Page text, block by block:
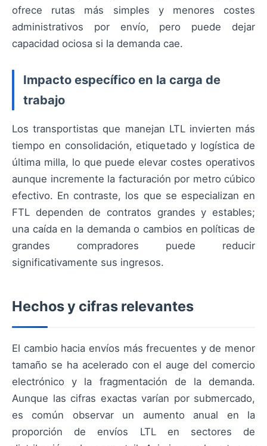
ofrece rutas más simples y menores costes
administrativos por envío, pero puede dejar
capacidad ociosa si la demanda cae.
Impacto específico en la carga de
trabajo
Los transportistas que manejan LTL invierten más
tiempo en consolidación, etiquetado y logística de
última milla, lo que puede elevar costes operativos
aunque incremente la facturación por metro cúbico
efectivo. En contraste, los que se especializan en
FTL dependen de contratos grandes y estables;
una caída en la demanda o cambios en políticas de
grandes compradores puede reducir
significativamente sus ingresos.
Hechos y cifras relevantes
El cambio hacia envíos más frecuentes y de menor
tamaño se ha acelerado con el auge del comercio
electrónico y la fragmentación de la demanda.
Aunque las cifras exactas varían por submercado,
es común observar un aumento anual en la
proporción de envíos LTL en sectores de